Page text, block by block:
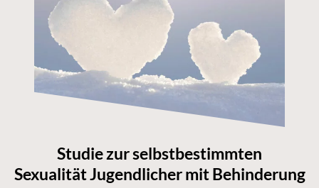
Studie zur selbstbestimmten
Sexualität Jugendlicher mit Behinderung